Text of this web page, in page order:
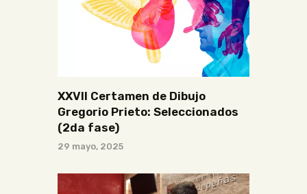
XXVII Certamen de Dibujo
Gregorio Prieto: Seleccionados
(2da fase)
29 mayo, 2025